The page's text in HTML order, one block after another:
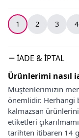
1 2 3 4
İADE & İPTAL
Ürünlerimi nasıl
Müşterilerimizin
önemlidir. Herhangi
kalmazsan
etiketleri
tarihten itibaren 14